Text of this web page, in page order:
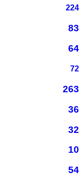
224
83
64
72
263
36
32
10
54